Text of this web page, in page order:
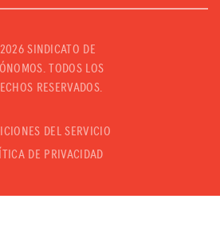
2026 SINDICATO DE
TODOS LOS
RESERVADOS.
DEL SERVICIO
DE PRIVACIDAD